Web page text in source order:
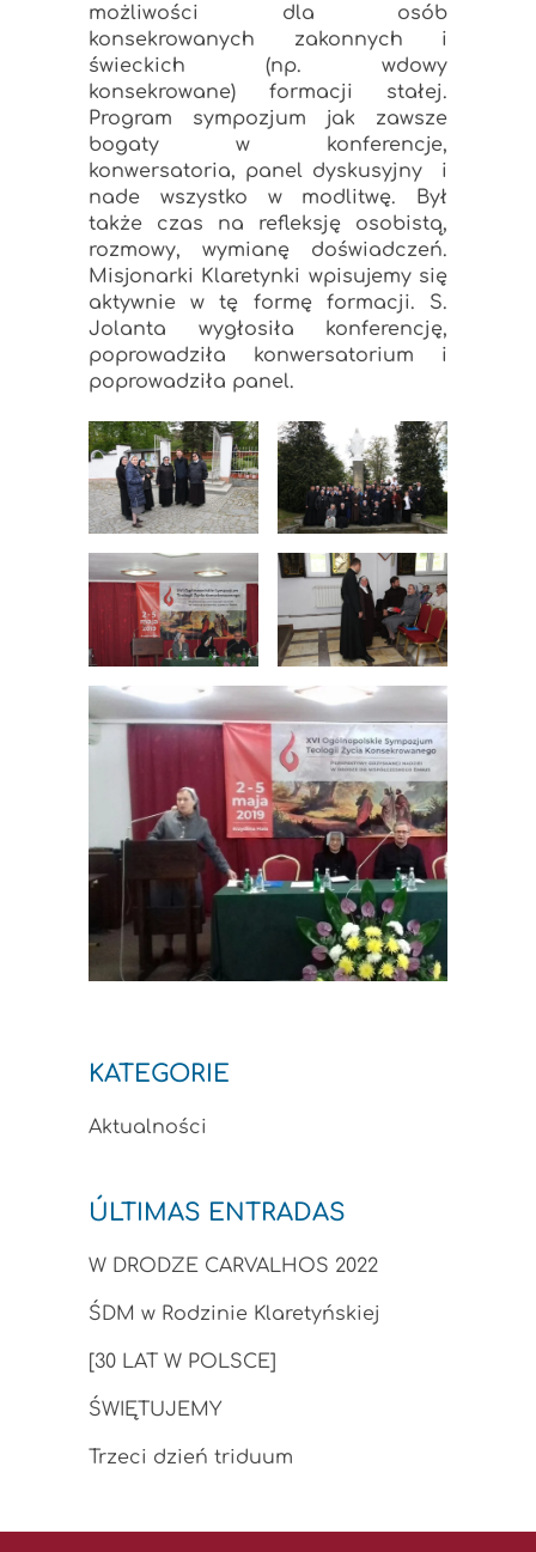
możliwości dla osób
konsekrowanych zakonnych i
świeckich (np. wdowy
konsekrowane) formacji stałej.
Program sympozjum jak zawsze
bogaty w konferencje,
konwersatoria, panel dyskusyjny i
nade wszystko w modlitwę. Był
także czas na refleksję osobistą,
rozmowy, wymianę doświadczeń.
Misjonarki Klaretynki wpisujemy się
aktywnie w tę formę formacji. S.
Jolanta wygłosiła konferencję,
poprowadziła konwersatorium i
poprowadziła panel.
KATEGORIE
Aktualności
ÚLTIMAS ENTRADAS
W DRODZE CARVALHOS 2022
ŚDM w Rodzinie Klaretyńskiej
[30 LAT W POLSCE]
ŚWIĘTUJEMY
Trzeci dzień triduum